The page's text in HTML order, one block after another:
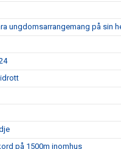
ungdomsarrangemang på sin
på 1500m inomhus